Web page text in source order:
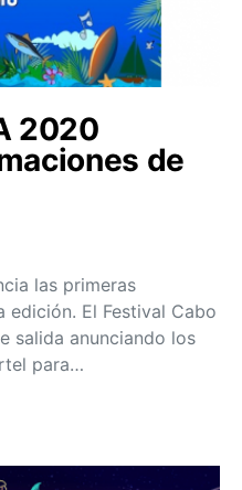
2020
de
las primeras
edición. El Festival Cabo
salida anunciando los
para…